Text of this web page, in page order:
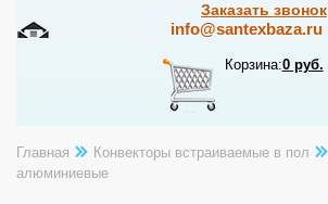
Заказать звонок
info@santexbaza.ru
Корзина:0 руб.
Главная Конвекторы встраиваемые в пол
алюминиевые